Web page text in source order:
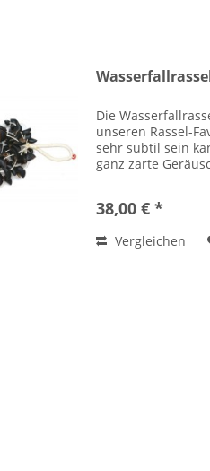
Die
unseren Rassel-
sehr subtil sein
ganz zarte
38,00 € *
Vergleichen